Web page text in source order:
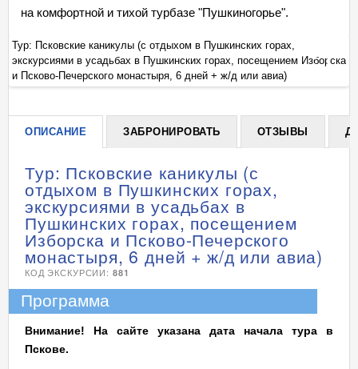
на комфортной и тихой турбазе "Пушкиногорье".
+
Тур: Псковские каникулы (с отдыхом в Пушкинских горах,
экскурсиями в усадьбах в Пушкинских горах, посещением Изборска
и Псково-Печерского монастыря, 6 дней + ж/д или авиа)
ОПИСАНИЕ ЗАБРОНИРОВАТЬ ОТЗЫВЫ
Тур: Псковские каникулы (с
отдыхом в Пушкинских горах,
экскурсиями в усадьбах в
Пушкинских горах, посещением
Изборска и Псково-Печерского
монастыря, 6 дней + ж/д или авиа)
КОД ЭКСКУРСИИ: 881
Программа
Внимание! На сайте указана дата начала тура в
Пскове.